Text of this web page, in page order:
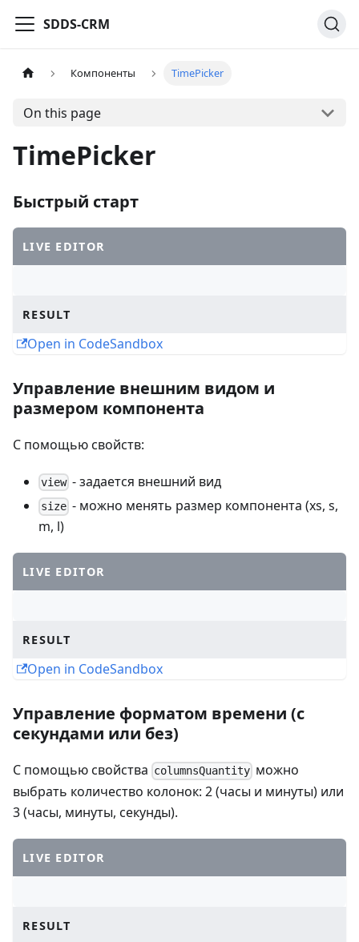
SDDS-CRM
Компоненты TimePicker
On this page
TimePicker
Быстрый старт
LIVE EDITOR
RESULT
Open in CodeSandbox
Управление внешним видом и
размером компонента
С помощью свойств:
view - задается внешний вид
size - можно менять размер компонента (xs, s,
m, l)
LIVE EDITOR
RESULT
Open in CodeSandbox
Управление форматом времени (с
секундами или без)
С помощью свойства columnsQuantity можно
выбрать количество колонок: 2 (часы и минуты) или
3 (часы, минуты, секунды).
LIVE EDITOR
RESULT